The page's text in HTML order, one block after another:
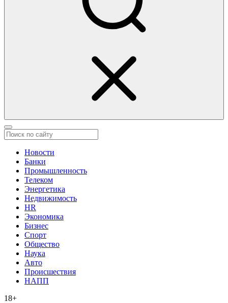
Новости
Банки
Промышленность
Телеком
Энергетика
Недвижимость
HR
Экономика
Бизнес
Спорт
Общество
Наука
Авто
Происшествия
НАПП
18+